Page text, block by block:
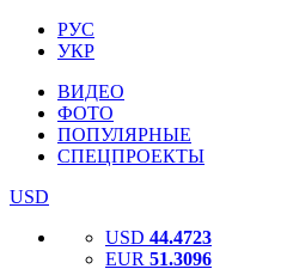
РУС
УКР
ВИДЕО
ФОТО
ПОПУЛЯРНЫЕ
СПЕЦПРОЕКТЫ
USD
USD 44.4723
EUR 51.3096